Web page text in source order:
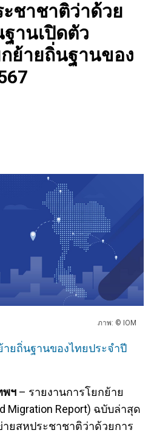
ชาชาติว่าด้วย
านเปิดตัว
ย้ายถิ่นฐานของ
ภาพ: © IOM
ยถิ่นฐานของไทยประจำปี
พฯ – รายงานการโยกย้าย
Migration Report) ฉบับล่าสุด
ยสหประชาชาติว่าด้วยการ